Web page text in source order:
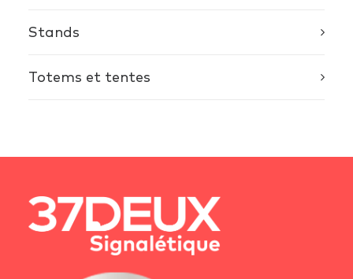
Stands
Totems et tentes